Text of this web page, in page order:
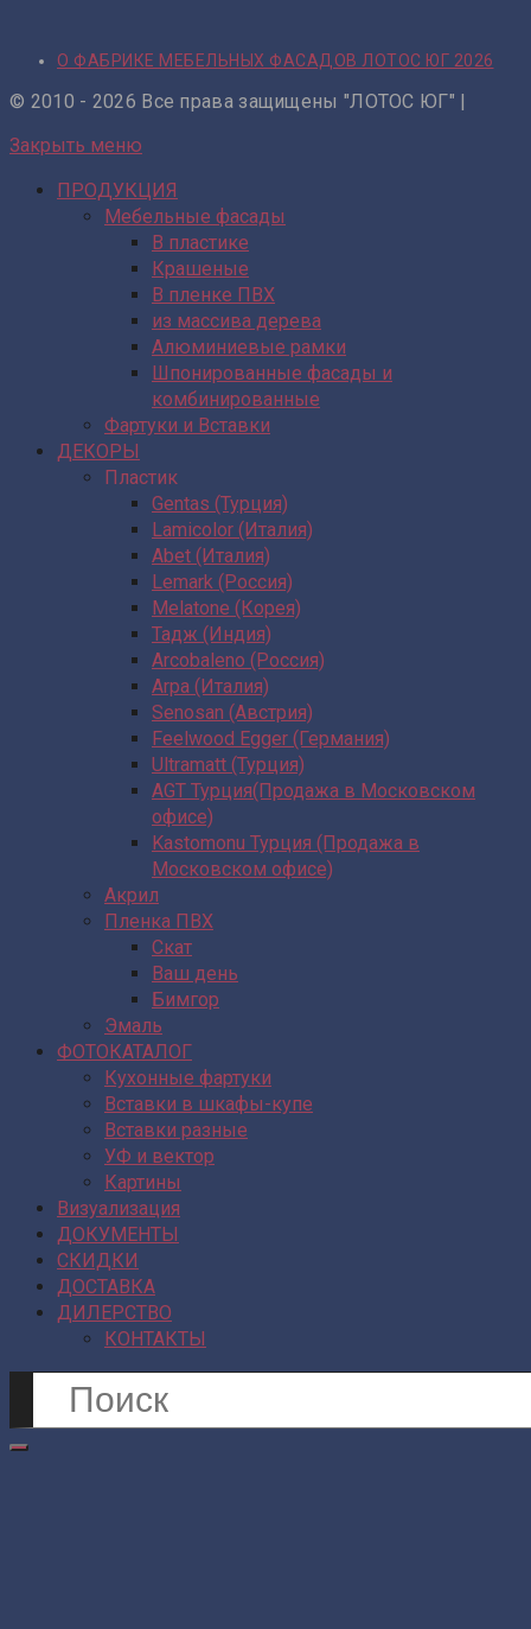
О ФАБРИКЕ МЕБЕЛЬНЫХ ФАСАДОВ ЛОТОС ЮГ 2026
© 2010 - 2026 Все права защищены "ЛОТОС ЮГ" |
Закрыть меню
ПРОДУКЦИЯ
Мебельные фасады
В пластике
Крашеные
В пленке ПВХ
из массива дерева
Алюминиевые рамки
Шпонированные фасады и
комбинированные
Фартуки и Вставки
ДЕКОРЫ
Пластик
Gentas (Турция)
Lamicolor (Италия)
Abet (Италия)
Lemark (Россия)
Melatone (Корея)
Тадж (Индия)
Arcobaleno (Россия)
Arpa (Италия)
Senosan (Австрия)
Feelwood Egger (Германия)
Ultramatt (Турция)
AGT Турция(Продажа в Московском
офисе)
Kastomonu Турция (Продажа в
Московском офисе)
Акрил
Пленка ПВХ
Скат
Ваш день
Бимгор
Эмаль
ФОТОКАТАЛОГ
Кухонные фартуки
Вставки в шкафы-купе
Вставки разные
УФ и вектор
Картины
Визуализация
ДОКУМЕНТЫ
СКИДКИ
ДОСТАВКА
ДИЛЕРСТВО
КОНТАКТЫ